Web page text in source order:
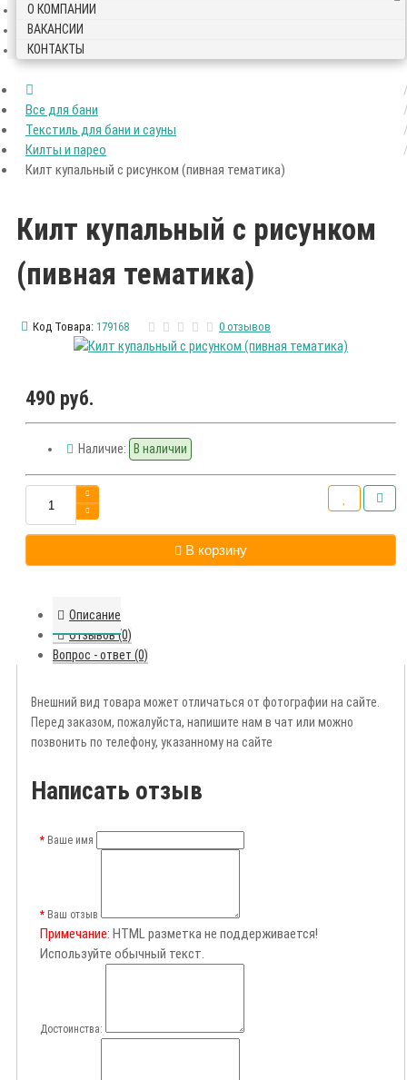
О КОМПАНИИ
ВАКАНСИИ
КОНТАКТЫ
Все для бани
Текстиль для бани и сауны
Килты и парео
Килт купальный с рисунком (пивная тематика)
Килт купальный с рисунком
(пивная тематика)
Код Товара: 179168 0 отзывов
490 руб.
Наличие: В наличии
В корзину
Описание
Отзывов (0)
Вопрос - ответ (0)
Внешний вид товара может отличаться от фотографии на сайте.
Перед заказом, пожалуйста, напишите нам в чат или можно
позвонить по телефону, указанному на сайте
Написать отзыв
Ваше имя
Ваш отзыв
Примечание: HTML разметка не поддерживается!
Используйте обычный текст.
Достоинства: